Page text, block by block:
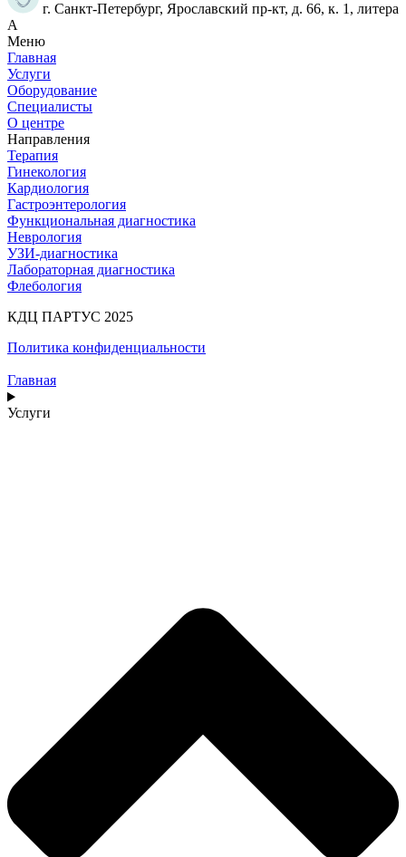
г. Санкт-Петербург, Ярославский пр-кт, д. 66, к. 1, литера
А
Меню
Главная
Услуги
Оборудование
Специалисты
О центре
Направления
Терапия
Гинекология
Кардиология
Гастроэнтерология
Функциональная диагностика
Неврология
УЗИ-диагностика
Лабораторная диагностика
Флебология
КДЦ ПАРТУС 2025
Политика конфиденциальности
Главная
Услуги